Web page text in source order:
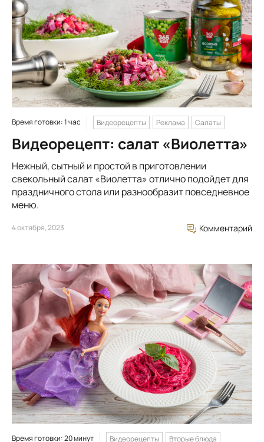
Время готовки: 1 час Видеорецепты Реклама Салаты
Видеорецепт: салат «Виолетта»
Нежный, сытный и простой в приготовлении
свекольный салат «Виолетта» отлично подойдет для
праздничного стола или разнообразит повседневное
меню.
4 октября, 2023 Комментарий
Время готовки: 20 минут Видеорецепты Вторые блюда